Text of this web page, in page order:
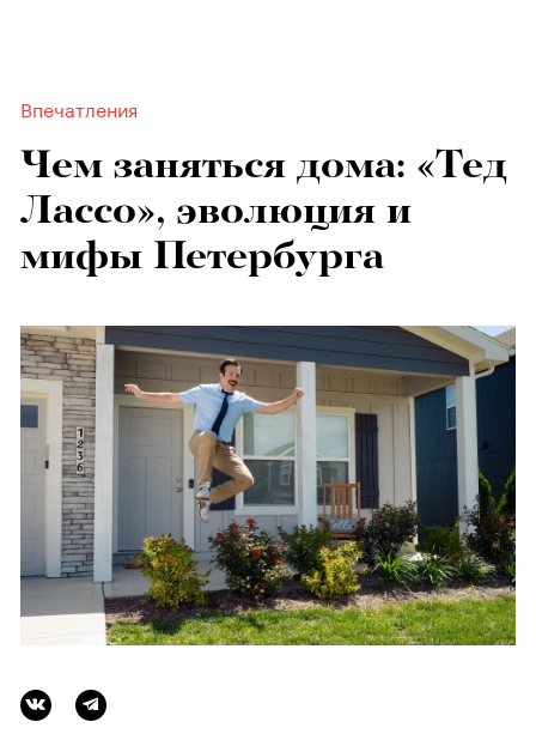
Впечатления
Чем заняться дома: «Тед
Лассо», эволюция и
мифы Петербурга